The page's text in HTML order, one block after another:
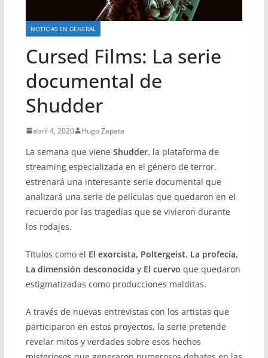
NOTICIAS EN GENERAL
Cursed Films: La serie
documental de
Shudder
abril 4, 2020 Hugo Zapata
La semana que viene Shudder. la plataforma de
streaming especializada en el género de terror,
estrenará una interesante serie documental que
analizará una serie de películas que quedaron en el
recuerdo por las tragedias que se vivieron durante
los rodajes.
Títulos como el El exorcista, Poltergeist, La profecía,
La dimensión desconocida y El cuervo que quedaron
estigmatizadas como producciones malditas.
A través de nuevas entrevistas con los artistas que
participaron en estos proyectos, la serie pretende
revelar mitos y verdades sobre esos hechos